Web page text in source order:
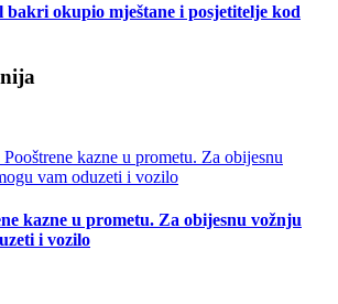
bakri okupio mještane i posjetitelje kod
kazne u prometu. Za obijesnu vožnju
i vozilo